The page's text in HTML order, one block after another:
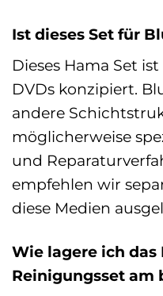
Ist dieses Set für
Dieses Hama Set
DVDs konzipiert.
andere
möglicherweise
und
empfehlen wir
diese Medien
Wie lagere ich das
Reinigungsset am